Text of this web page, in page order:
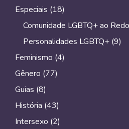
Especiais (18)
Comunidade LGBTQ+ ao
Personalidades LGBTQ+ (9)
Feminismo (4)
Gênero (77)
Guias (8)
História (43)
Intersexo (2)